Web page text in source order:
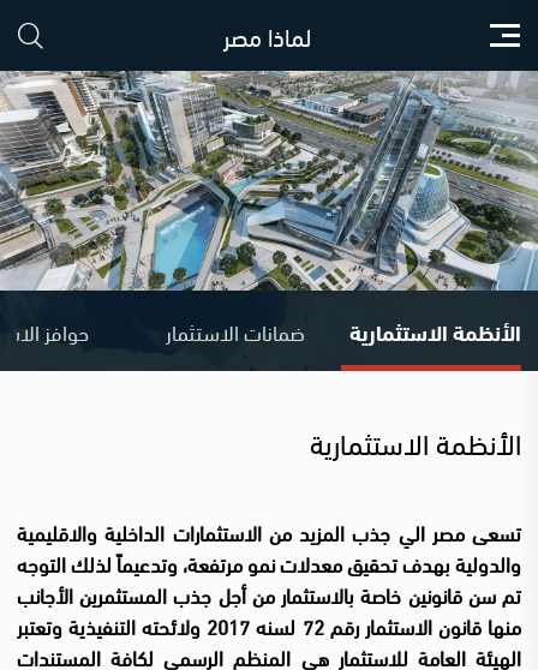
لماذا مصر
الأنظمة الاستثمارية ضمانات الاستثمار
الأنظمة الاستثمارية
تسعى مصر الي جذب المزيد من الاستثمارات الداخلية والاقليمية
والدولية بهدف تحقيق معدلات نمو مرتفعة، وتدعيماً لذلك التوجه
تم سن قانونين خاصة بالاستثمار من أجل جذب المستثمرين الأجانب
منها قانون الاستثمار رقم 72 لسنه 2017 ولائحته التنفيذية
وتعتبر
الهيئة العامة للاستثمار هي المنظم الرسمي لكافة المستندات